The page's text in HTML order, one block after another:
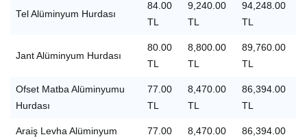
Tel Alüminyum Hurdası
84.00
TL
9,240.00
TL
94,248.00
TL
Jant Alüminyum Hurdası
80.00
TL
8,800.00
TL
89,760.00
TL
Ofset Matba Alüminyumu
Hurdası
77.00
TL
8,470.00
TL
86,394.00
TL
Araiş Levha Alüminyum
77.00
8,470.00
86,394.00